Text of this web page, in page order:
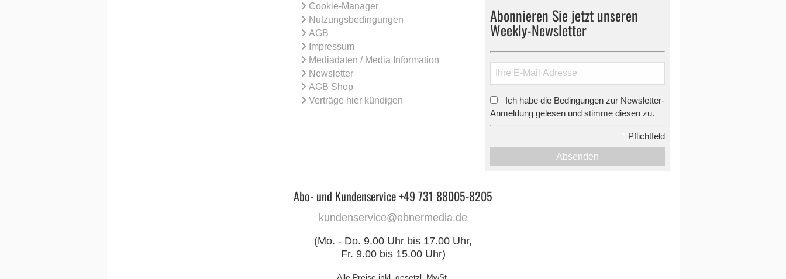
Cookie-Manager
Nutzungsbedingungen
AGB
Impressum
Mediadaten / Media Information
Newsletter
AGB Shop
Verträge hier kündigen
Abonnieren Sie jetzt unseren
Weekly-Newsletter
Ich habe die Bedingungen zur Newsletter-
Anmeldung gelesen und stimme diesen zu.
Pflichtfeld
Absenden
Abo- und Kundenservice +49 731 88005-8205
kundenservice@ebnermedia.de
(Mo. - Do. 9.00 Uhr bis 17.00 Uhr,
Fr. 9.00 bis 15.00 Uhr)